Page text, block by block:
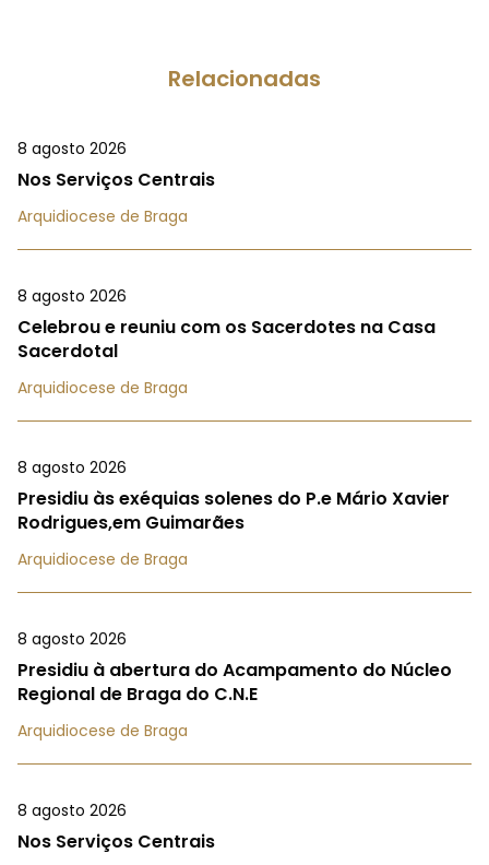
Relacionadas
8 agosto 2026
Nos Serviços Centrais
Arquidiocese de Braga
8 agosto 2026
Celebrou e reuniu com os Sacerdotes na Casa
Sacerdotal
Arquidiocese de Braga
8 agosto 2026
Presidiu às exéquias solenes do P.e Mário Xavier
Rodrigues,em Guimarães
Arquidiocese de Braga
8 agosto 2026
Presidiu à abertura do Acampamento do Núcleo
Regional de Braga do C.N.E
Arquidiocese de Braga
8 agosto 2026
Nos Serviços Centrais